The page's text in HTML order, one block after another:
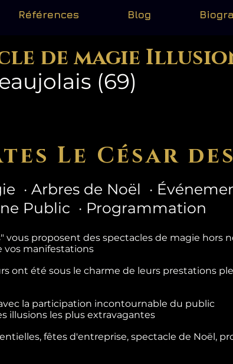
Références Blog
de magie
(69)
Le César
· Arbres de Noël ·
Public · Programmation
vous proposent des spectacles de magie hors
vos manifestations
ont été sous le charme de leurs prestations
la participation incontournable du public
illusions les plus extravagantes
fêtes d'entreprise, spectacle de Noël,